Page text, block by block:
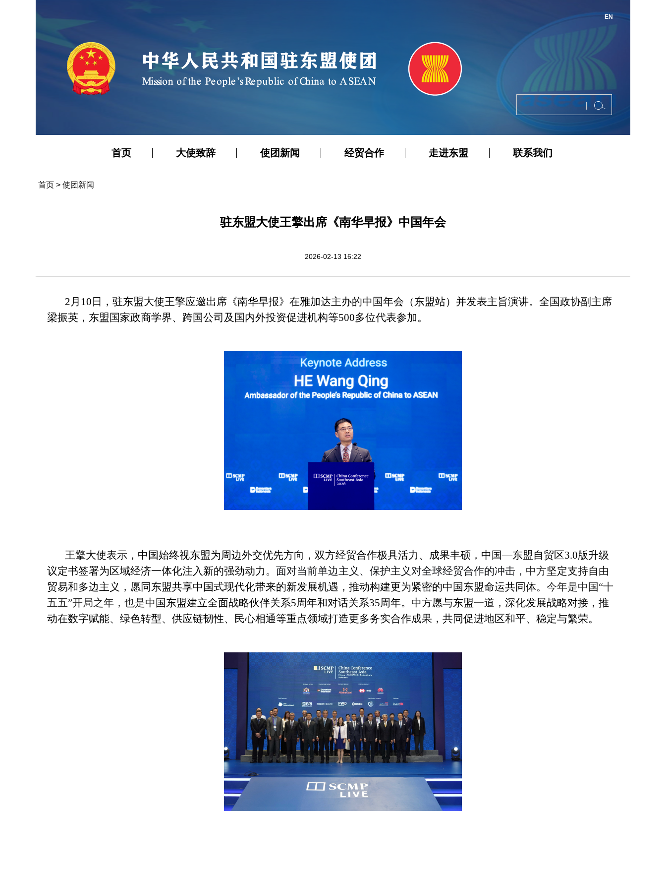
EN
首页 大使致辞 使团新闻 经贸合作 走进东盟 联系我们
首页 > 使团新闻
驻东盟大使王擎出席《南华早报》中国年会
2026-02-13 16:22
2月10日，驻东盟大使王擎应邀出席《南华早报》 在雅加达主办的中国年会 （东盟站） 并发表主旨演讲。全国政协副主席
梁振英 ， 东盟国家政商学界、跨国公司及 国内外投资促进机构等500多位代表参加。
王擎大使表示， 中国始终视东盟为周边外交优先方向 ，双方经贸合作极具活力、成果丰硕 ， 中国—东盟自贸区3.0版升级
议定书签署为区域经济一体化注入新的强劲动力。 面对当前单边主义、保护主义对全球经贸合作的冲击， 中方坚定支持自由
贸易和多边主义，愿同东盟共享中国式现代化带来的新发展机遇， 推动构建更为紧密的中国东盟命运共同体。 今年是中国“十
五五”开局之年，也是中国东盟建立全面战略伙伴关系5周年和对话关系35周年。 中方愿与东盟一道，深化发展战略对接， 推
动在数字赋能、绿色转型、供应链韧性、民心相通等重点领域打造更多务实合作成果，共同促进地区和平、稳定与繁荣。